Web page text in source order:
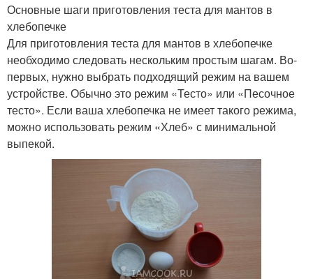
Основные шаги приготовления теста для мантов в
хлебопечке
Для приготовления теста для мантов в хлебопечке
необходимо следовать нескольким простым шагам. Во-
первых, нужно выбрать подходящий режим на вашем
устройстве. Обычно это режим «Тесто» или «Песочное
тесто». Если ваша хлебопечка не имеет такого режима,
можно использовать режим «Хлеб» с минимальной
выпекой.